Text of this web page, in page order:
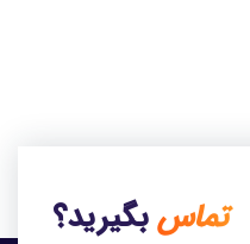
تماسبگیرید؟